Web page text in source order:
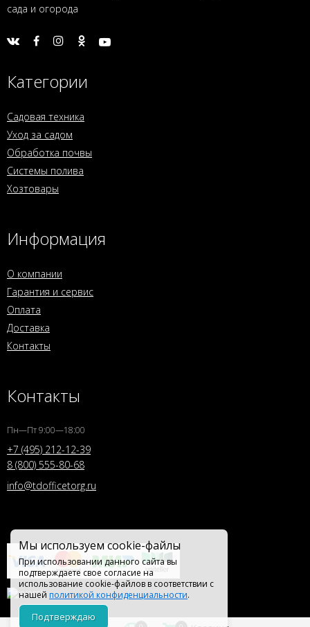
Мы используем cookie-файлы
При использовании данного сайта вы
подтверждаете свое согласие на
использование cookie-файлов в соответствии с
нашей политикой конфиденциальности.
Подтверждаю
сада и огорода
Категории
Садовая техника
Уход за садом
Обработка почвы
Системы полива
Хозтовары
Информация
О компании
Гарантия и сервис
Оплата
Доставка
Контакты
Контакты
Пн—Пт 9:00—18:00
+7 (495) 212-12-39
8 (800) 555-80-68
info@tdofficetorg.ru